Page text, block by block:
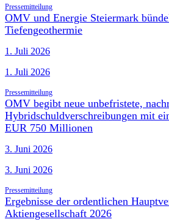
Pressemitteilung
OMV und Energie Steiermark
Tiefengeothermie
1. Juli 2026
1. Juli 2026
Pressemitteilung
OMV begibt neue unbefristete,
Hybridschuldverschreibungen mit
EUR 750 Millionen
3. Juni 2026
3. Juni 2026
Pressemitteilung
Ergebnisse der ordentlichen
Aktiengesellschaft 2026